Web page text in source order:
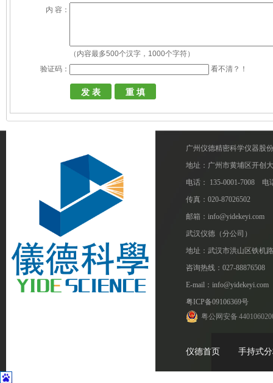
内 容：
（内容最多500个汉字，1000个字符）
验证码：
看不清？！
广州仪德精密科学仪器股
地址：广州市黄埔区开创
电话： 135-0001-7008 电
传真：020-87026502
邮箱：info@yidekeyi.com
武汉仪德（分公司）
地址：武汉市洪山区铁机
咨询热线：027-88876508
E-mail：info@yidekeyi.com
粤ICP备09106369号
粤公网安备
仪德首页 手持式